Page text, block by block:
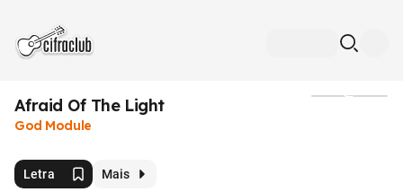
Afraid Of The Light
God Module
Letra Mais